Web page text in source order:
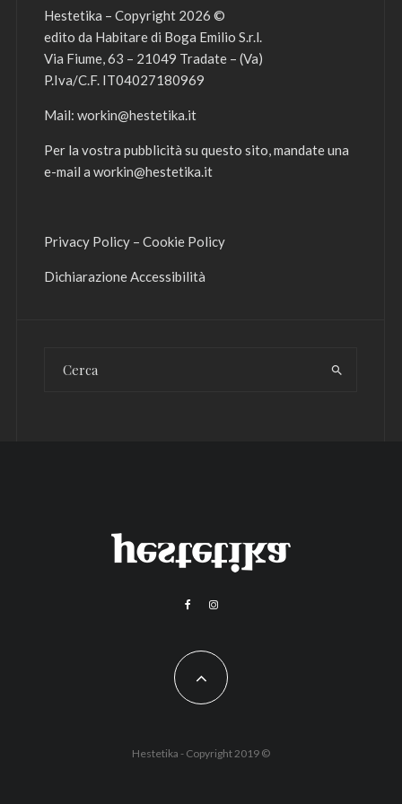
Hestetika – Copyright 2026 ©
edito da Habitare di Boga Emilio S.r.l.
Via Fiume, 63 – 21049 Tradate – (Va)
P.Iva/C.F. IT04027180969
Mail: workin@hestetika.it
Per la vostra pubblicità su questo sito, mandate una
e-mail a workin@hestetika.it
Privacy Policy – Cookie Policy
Dichiarazione Accessibilità
Hestetika - Copyright 2019 ©